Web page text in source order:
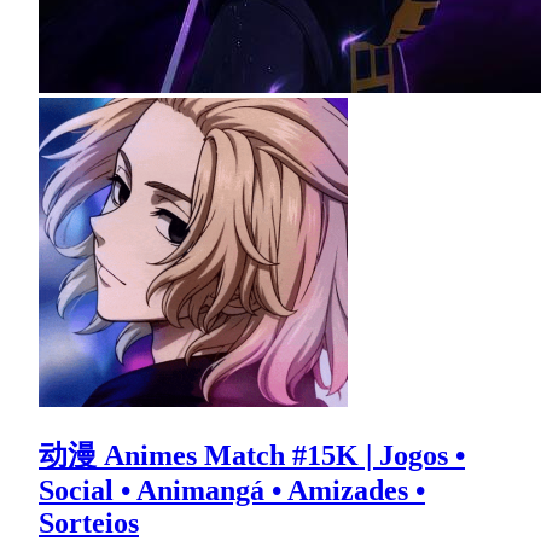
动漫 Animes Match #15K | Jogos •
Social • Animangá • Amizades •
Sorteios